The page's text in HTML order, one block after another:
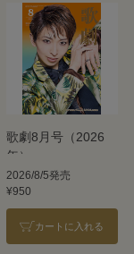
歌劇8月号（2026
年）
2026/8/5発売
¥950
カートに入れる